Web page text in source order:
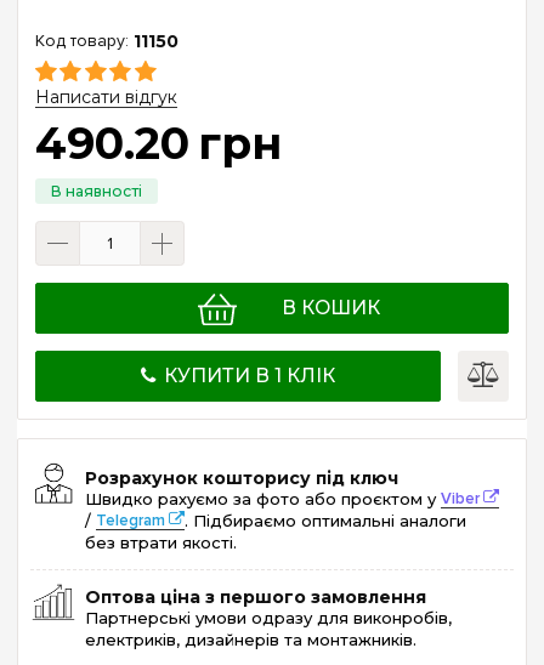
11150
Написати відгук
490.20 грн
В КОШИК
КУПИТИ В 1 КЛІК
Розрахунок кошторису під ключ
Швидко рахуємо за фото або проєктом уViber
/ Telegram
. Підбираємо оптимальні аналоги
без втрати якості.
Оптова ціна з першого замовлення
Партнерські умови одразу для виконробів,
електриків, дизайнерів та монтажників.